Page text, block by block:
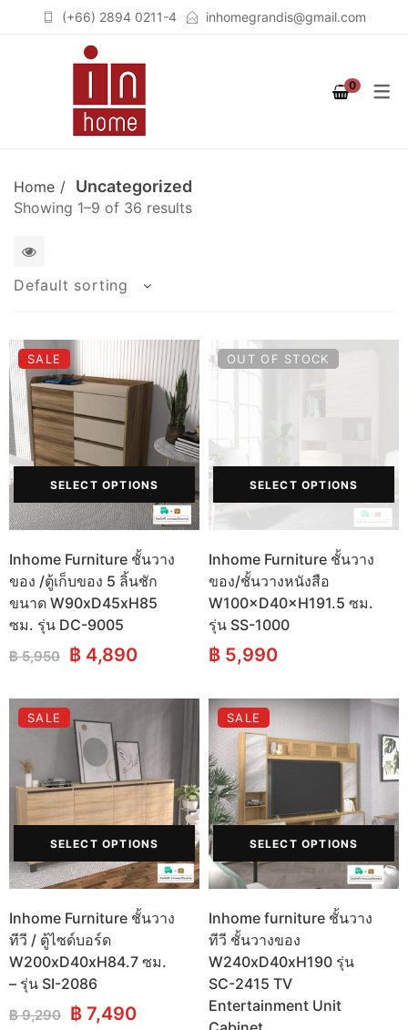
COLLECTION
STUTTGART
BERLIN
SOLID OAK
ROOM
เฟอร์นิเจอร์สำหรับห้องนอน
เฟอร์นิเจอร์สำหรับห้องนั่งเล่น
(LIVING ROOM)
เฟอร์นิเจอร์สำหรับห้องทำงาน
(HOME OFFICE)
PRODUCT
เตียงนอน (BEDS)
IN CLOSET)
(COMPUTER STAND)
ตู้เสื้อผ้า (WARDROBES)
ตู้เก็บของอเนกประสงค์
(SIDEBOARDS)
โต๊ะกลาง (COFFEE TABLES)
ตู้ลิ้นชัก (DRAWER CHESTS)
โต๊ะเครื่องแป้ง (DRESSING
TABLES)
ชั้นวางของ (SHELVES)
ชั้นวางรองเท้า (SHOES
CABINETS)
ตู้ข้างเตียง (SIDE TABLES)
โต๊ะทำงาน (DESKS)
(+66) 2894 0211-4 inhomegrandis@gmail.com
0
Home Uncategorized
Showing 1–9 of 36 results
1
columns
Default sorting
SALE
SELECT OPTIONS
Inhome Furniture ชั้นวาง
ของ /ตู้เก็บของ 5 ลิ้นชัก
ขนาด W90xD45xH85
ซม. รุ่น DC-9005
฿5,950 Original
was:
฿ 5,950.
฿ 4,890Current
is:
฿ 4,890.
OUT OF STOCK
SELECT OPTIONS
Inhome Furniture ชั้นวาง
ของ/ชั้นวางหนังสือ
W100×D40×H191.5 ซม.
รุ่น SS-1000
฿ 5,990
SALE
SELECT OPTIONS
Inhome Furniture ชั้นวาง
ทีวี / ตู้ไซด์บอร์ด
W200xD40xH84.7 ซม.
– รุ่น SI-2086
฿9,290 Original
฿ 7,490Current
SALE
SELECT OPTIONS
Inhome furniture ชั้นวาง
ทีวี ชั้นวางของ
W240xD40xH190 รุ่น
SC-2415 TV
Entertainment Unit